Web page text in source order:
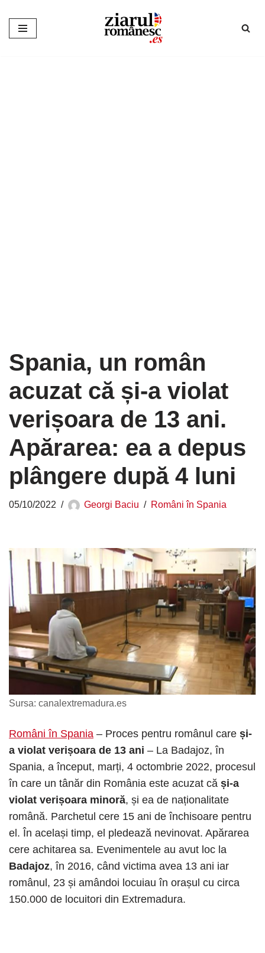
Sari
Spania, un român
acuzat că și-a violat
verișoara de 13 ani.
Apărarea: ea a depus
plângere după 4 luni
05/10/2022 Georgi Baciu Români în Spania
Sursa: canalextremadura.es
Români în Spania – Proces pentru românul care și-
a violat verișoara de 13 ani – La Badajoz, în
Spania, a început, marți, 4 octombrie 2022, procesul
în care un tânăr din România este acuzat că și-a
violat verișoara minoră, și ea de naționalitate
română. Parchetul cere 15 ani de închisoare pentru
el. În același timp, el pledează nevinovat. Apărarea
cere achitarea sa. Evenimentele au avut loc la
Badajoz, în 2016, când victima avea 13 ani iar
românul, 23 și amândoi locuiau în orașul cu circa
150.000 de locuitori din Extremadura.